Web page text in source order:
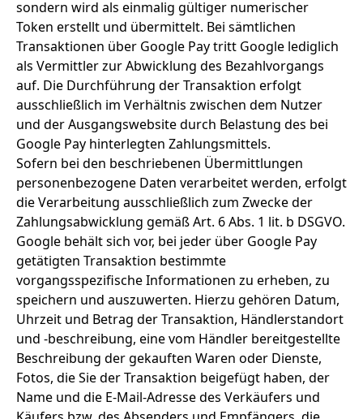
sondern wird als einmalig gültiger numerischer
Token erstellt und übermittelt. Bei sämtlichen
Transaktionen über Google Pay tritt Google lediglich
als Vermittler zur Abwicklung des Bezahlvorgangs
auf. Die Durchführung der Transaktion erfolgt
ausschließlich im Verhältnis zwischen dem Nutzer
und der Ausgangswebsite durch Belastung des bei
Google Pay hinterlegten Zahlungsmittels.
Sofern bei den beschriebenen Übermittlungen
personenbezogene Daten verarbeitet werden, erfolgt
die Verarbeitung ausschließlich zum Zwecke der
Zahlungsabwicklung gemäß Art. 6 Abs. 1 lit. b DSGVO.
Google behält sich vor, bei jeder über Google Pay
getätigten Transaktion bestimmte
vorgangsspezifische Informationen zu erheben, zu
speichern und auszuwerten. Hierzu gehören Datum,
Uhrzeit und Betrag der Transaktion, Händlerstandort
und -beschreibung, eine vom Händler bereitgestellte
Beschreibung der gekauften Waren oder Dienste,
Fotos, die Sie der Transaktion beigefügt haben, der
Name und die E-Mail-Adresse des Verkäufers und